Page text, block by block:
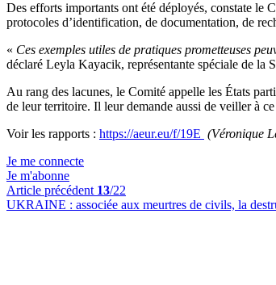
Des efforts importants ont été déployés, constate le
protocoles d’identification, de documentation, de
« Ces exemples utiles de pratiques prometteuses
déclaré Leyla Kayacik, représentante spéciale de la
Au rang des lacunes, le Comité appelle les États
de leur territoire. Il leur demande aussi de veiller à
Voir les rapports : https://aeur.eu/f/19E (Véronique
Je me connecte
Je m'abonne
Article précédent 13/22
UKRAINE : associée aux meurtres de civils, la